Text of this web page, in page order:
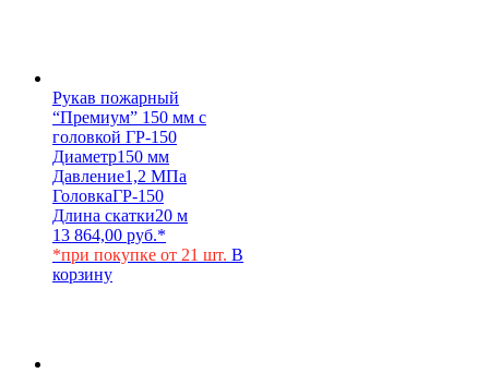
Рукав пожарный
“Премиум” 150 мм с
головкой ГР-150
Диаметр150 мм
Давление1,2 МПа
ГоловкаГР-150
Длина скатки20 м
13 864,00 руб.*
*при покупке от 21 шт. В
корзину